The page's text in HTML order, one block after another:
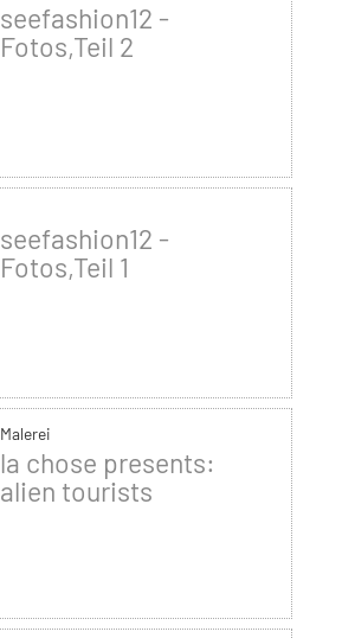
seefashion12 -
Fotos,Teil 2
seefashion12 -
Fotos,Teil 1
Malerei
la chose presents:
alien tourists